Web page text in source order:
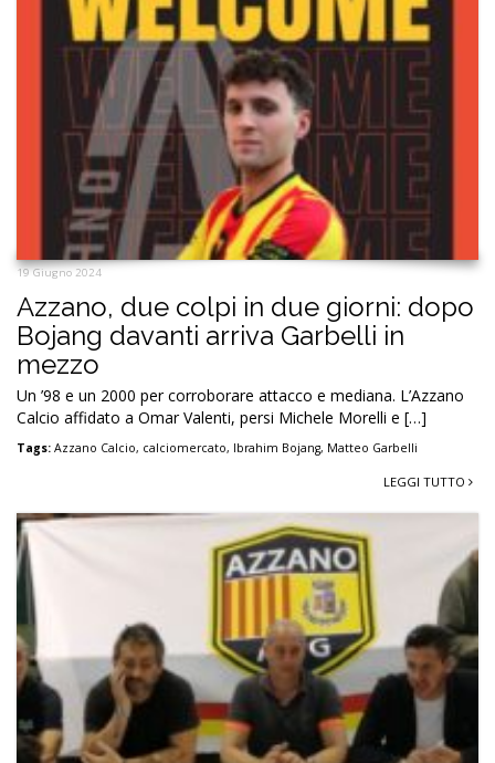
19 Giugno 2024
Azzano, due colpi in due giorni: dopo
Bojang davanti arriva Garbelli in
mezzo
Un ’98 e un 2000 per corroborare attacco e mediana. L’Azzano
Calcio affidato a Omar Valenti, persi Michele Morelli e […]
Tags: Azzano Calcio, calciomercato, Ibrahim Bojang, Matteo Garbelli
LEGGI TUTTO